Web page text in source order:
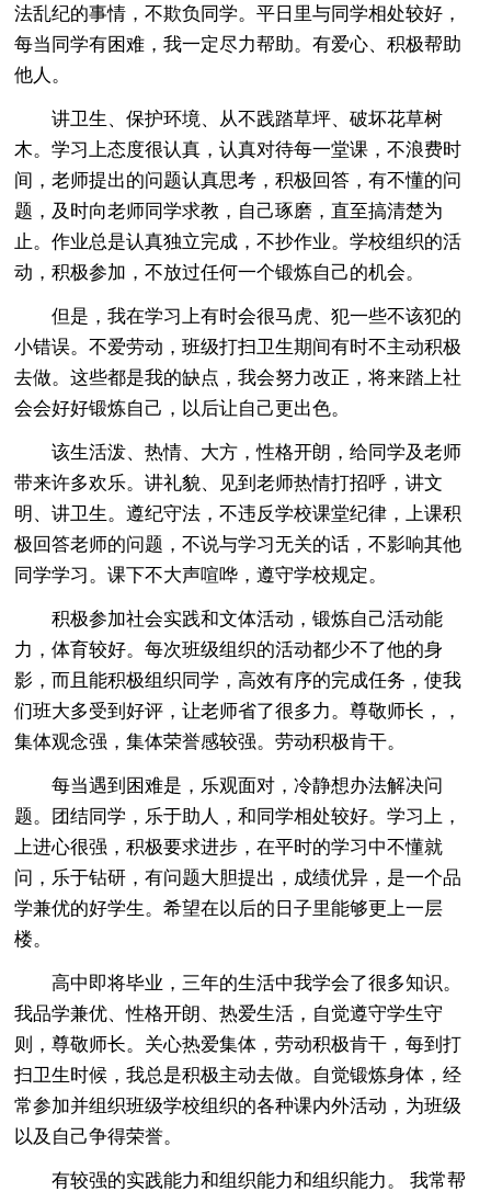
法乱纪的事情，不欺负同学。平日里与同学相处较好，
每当同学有困难，我一定尽力帮助。有爱心、积极帮助
他人。
讲卫生、保护环境、从不践踏草坪、破坏花草树
木。学习上态度很认真，认真对待每一堂课，不浪费时
间，老师提出的问题认真思考，积极回答，有不懂的问
题，及时向老师同学求教，自己琢磨，直至搞清楚为
止。作业总是认真独立完成，不抄作业。学校组织的活
动，积极参加，不放过任何一个锻炼自己的机会。
但是，我在学习上有时会很马虎、犯一些不该犯的
小错误。不爱劳动，班级打扫卫生期间有时不主动积极
去做。这些都是我的缺点，我会努力改正，将来踏上社
会会好好锻炼自己，以后让自己更出色。
该生活泼、热情、大方，性格开朗，给同学及老师
带来许多欢乐。讲礼貌、见到老师热情打招呼，讲文
明、讲卫生。遵纪守法，不违反学校课堂纪律，上课积
极回答老师的问题，不说与学习无关的话，不影响其他
同学学习。课下不大声喧哗，遵守学校规定。
积极参加社会实践和文体活动，锻炼自己活动能
力，体育较好。每次班级组织的活动都少不了他的身
影，而且能积极组织同学，高效有序的完成任务，使我
们班大多受到好评，让老师省了很多力。尊敬师长，，
集体观念强，集体荣誉感较强。劳动积极肯干。
每当遇到困难是，乐观面对，冷静想办法解决问
题。团结同学，乐于助人，和同学相处较好。学习上，
上进心很强，积极要求进步，在平时的学习中不懂就
问，乐于钻研，有问题大胆提出，成绩优异，是一个品
学兼优的好学生。希望在以后的日子里能够更上一层
楼。
高中即将毕业，三年的生活中我学会了很多知识。
我品学兼优、性格开朗、热爱生活，自觉遵守学生守
则，尊敬师长。关心热爱集体，劳动积极肯干，每到打
扫卫生时候，我总是积极主动去做。自觉锻炼身体，经
常参加并组织班级学校组织的各种课内外活动，为班级
以及自己争得荣誉。
有较强的实践能力和组织能力和组织能力。 我常帮